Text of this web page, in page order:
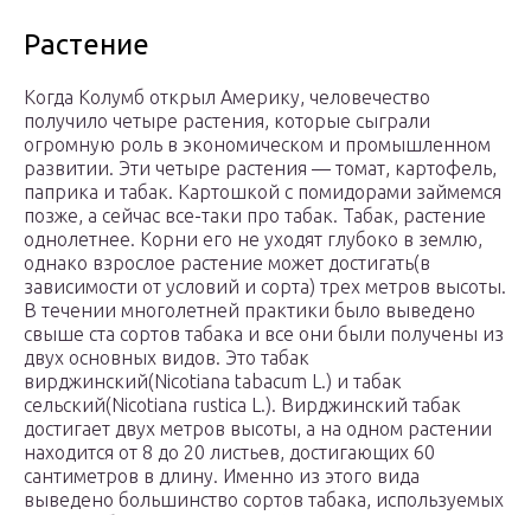
Растение
Когда Колумб открыл Америку, человечество
получило четыре растения, которые сыграли
огромную роль в экономическом и промышленном
развитии. Эти четыре растения — томат, картофель,
паприка и табак. Картошкой с помидорами займемся
позже, а сейчас все-таки про табак. Табак, растение
однолетнее. Корни его не уходят глубоко в землю,
однако взрослое растение может достигать(в
зависимости от условий и сорта) трех метров высоты.
В течении многолетней практики было выведено
свыше ста сортов табака и все они были получены из
двух основных видов. Это табак
вирджинский(Nicotiana tabacum L.) и табак
сельский(Nicotiana rustica L.). Вирджинский табак
достигает двух метров высоты, а на одном растении
находится от 8 до 20 листьев, достигающих 60
сантиметров в длину. Именно из этого вида
выведено большинство сортов табака, используемых